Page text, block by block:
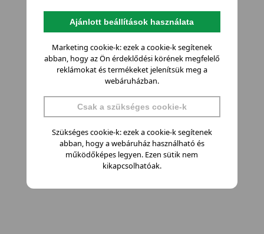
Ajánlott beállítások használata
Marketing cookie-k: ezek a cookie-k segítenek
abban, hogy az Ön érdeklődési körének megfelelő
reklámokat és termékeket jelenítsük meg a
webáruházban.
Csak a szükséges cookie-k
Szükséges cookie-k: ezek a cookie-k segítenek
abban, hogy a webáruház használható és
működőképes legyen. Ezen sütik nem
kikapcsolhatóak.